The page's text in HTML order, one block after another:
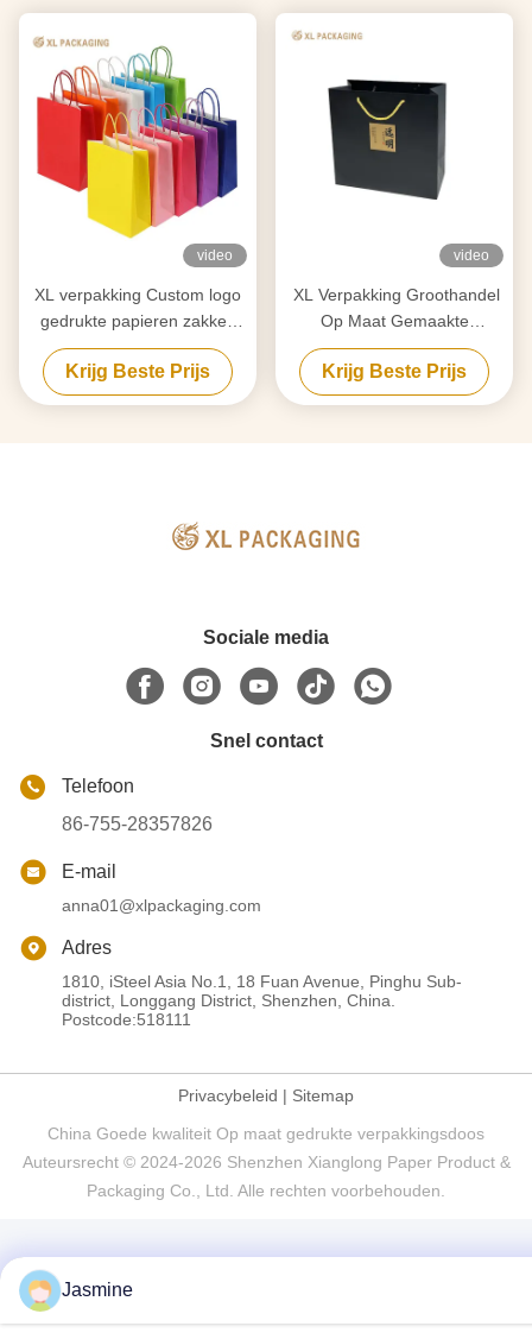
video
XL verpakking Custom logo
gedrukte papieren zakken
voor luxe schoenen Kleding
en juwelen Verpakking
Krijg Beste Prijs
video
XL Verpakking Groothandel
Op Maat Gemaakte
Kraftpapier Verpakking Met
Logo Recyclebare Oplossing
Voor Cosmetica Kleding
Krijg Beste Prijs
Sociale media
Snel contact
Telefoon
86-755-28357826
E-mail
anna01@xlpackaging.com
Adres
1810, iSteel Asia No.1, 18 Fuan Avenue, Pinghu Sub-
district, Longgang District, Shenzhen, China.
Postcode:518111
Privacybeleid | Sitemap
China Goede kwaliteit Op maat gedrukte verpakkingsdoos
Auteursrecht © 2024-2026 Shenzhen Xianglong Paper Product &
Packaging Co., Ltd. Alle rechten voorbehouden.
Jasmine